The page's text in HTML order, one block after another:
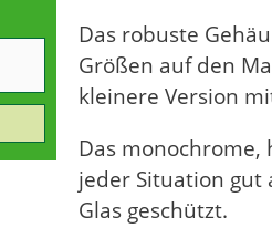
Das robuste
Größen auf den
kleinere Version
Das
jeder Situation gut
Glas geschützt.